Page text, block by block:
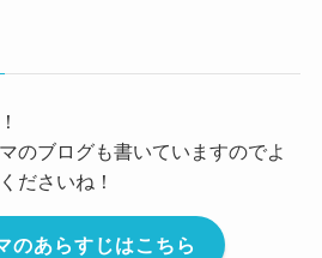
のブログも書いていますのでよ
ださいね！
のあらすじはこちら